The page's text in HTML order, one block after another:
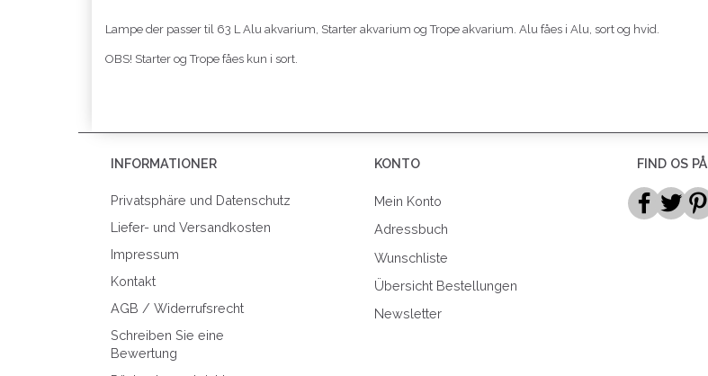
Lampe der passer til 63 L Alu akvarium, Starter akvarium og Trope akvarium. Alu fåes i Alu, sort og hvid.
OBS! Starter og Trope fåes kun i sort.
INFORMATIONER
Privatsphäre und Datenschutz
Liefer- und Versandkosten
Impressum
Kontakt
AGB / Widerrufsrecht
Schreiben Sie eine
Bewertung
KONTO
Mein Konto
Adressbuch
Wunschliste
Übersicht Bestellungen
Newsletter
FIND OS PÅ